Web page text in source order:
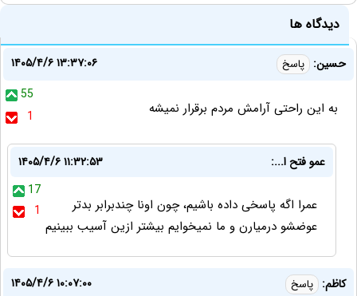
دیدگاه ها
حسین: پاسخ
۱۴۰۵/۴/۶ ۱۳:۳۷:۰۶
55
1
به این راحتی آرامش مردم برقرار نمیشه
عمو فتح ا...:
۱۴۰۵/۴/۶ ۱۱:۳۲:۵۳
17
1
عمرا اگه پاسخی داده باشیم، چون اونا چندبرابر بدتر
عوضشو درمیارن و ما نمیخوایم بیشتر ازین آسیب ببینیم
کاظم: پاسخ
۱۴۰۵/۴/۶ ۱۰:۰۷:۰۰